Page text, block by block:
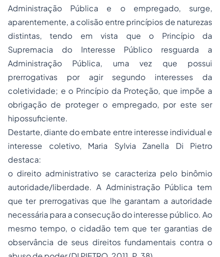
Administração Pública e o empregado, surge,
aparentemente, a colisão entre princípios de naturezas
distintas, tendo em vista que o Princípio da
Supremacia do Interesse Público resguarda a
Administração Pública, uma vez que possui
prerrogativas por agir segundo interesses da
coletividade; e o Princípio da Proteção, que impõe a
obrigação de proteger o empregado, por este ser
hipossuficiente.
Destarte, diante do embate entre interesse individual e
interesse coletivo, Maria Sylvia Zanella Di Pietro
destaca:
o direito administrativo se caracteriza pelo binômio
autoridade/liberdade. A Administração Pública tem
que ter prerrogativas que lhe garantam a autoridade
necessária para a consecução do interesse público. Ao
mesmo tempo, o cidadão tem que ter garantias de
observância de seus direitos fundamentais contra o